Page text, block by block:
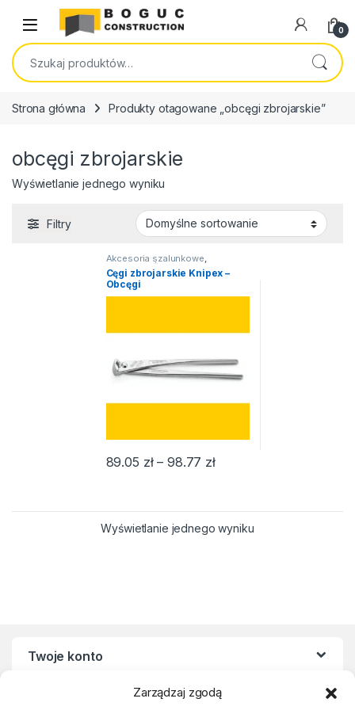
Zarządzaj zgodą
Skip to navigation
Skip to content
Open 0
Szukaj:
Strona główna Produkty otagowane „obcęgi zbrojarskie”
obcęgi zbrojarskie
Wyświetlanie jednego wyniku
Filtry
Akcesoria szalunkowe,
Narzędzia Żabki, obcęgi, druty,
ściski
Cęgi zbrojarskie Knipex –
Obcęgi
89.05 zł – 98.77 złZakres cen: od 89.05
Ten produkt ma wiele wariantów. Opcje można
Wyświetlanie jednego wyniku
Twoje konto